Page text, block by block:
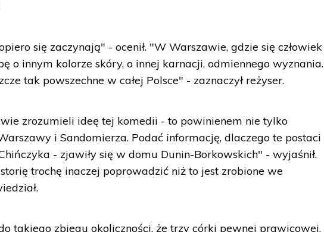
się zaczynają" - ocenił. "W Warszawie, gdzie się człowiek
o innym kolorze skóry, o innej karnacji, odmiennego wyznania.
tak powszechne w całej Polsce" - zaznaczył reżyser.
zrozumieli ideę tej komedii - to powinienem nie tylko
i Sandomierza. Podać informację, dlaczego te postaci
- zjawiły się w domu Dunin-Borkowskich" - wyjaśnił.
trochę inaczej poprowadzić niż to jest zrobione we
takiego zbiegu okoliczności, że trzy córki pewnej prawicowej,